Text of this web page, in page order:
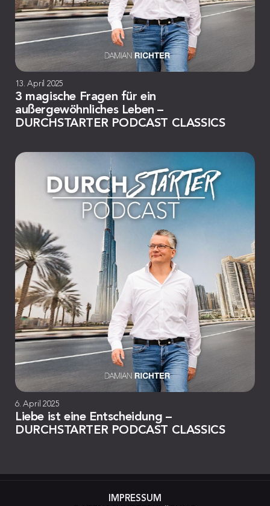
13. April 2025
3 magische Fragen für ein
außergewöhnliches Leben –
DURCHSTARTER PODCAST CLASSICS
6. April 2025
Liebe ist eine Entscheidung –
DURCHSTARTER PODCAST CLASSICS
IMPRESSUM